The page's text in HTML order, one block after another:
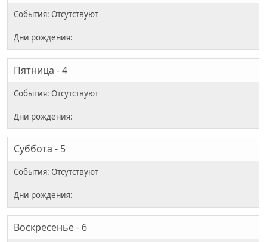
Пятница - 4
Суббота - 5
Воскресенье - 6